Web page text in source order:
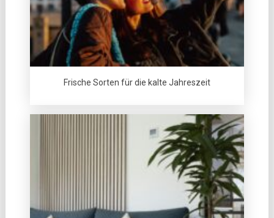
Frische Sorten für die kalte Jahreszeit